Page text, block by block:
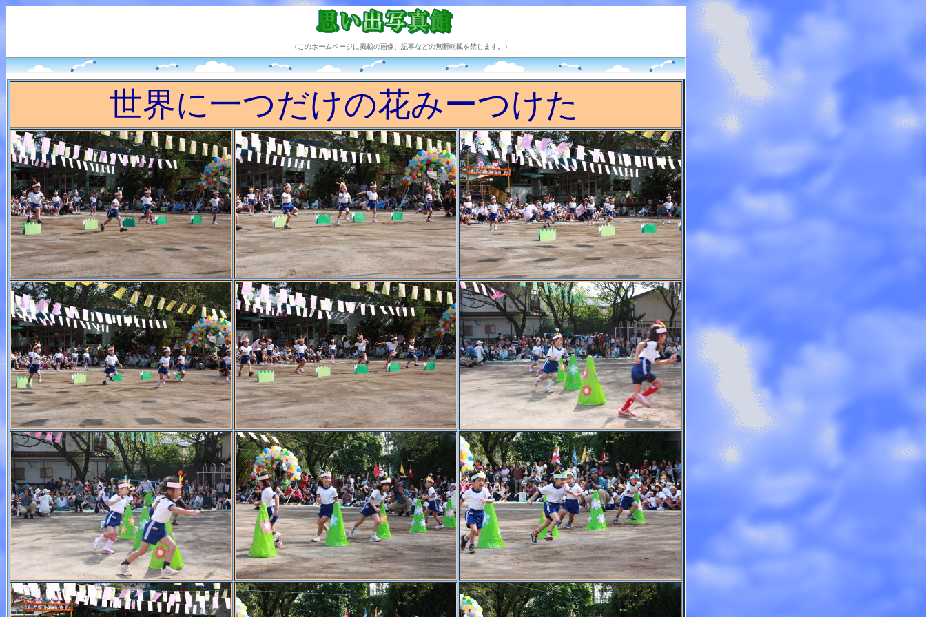
（このホームページに掲載の画像、記事などの無断転載を禁じます。）
世界に一つだけの花みーつけた